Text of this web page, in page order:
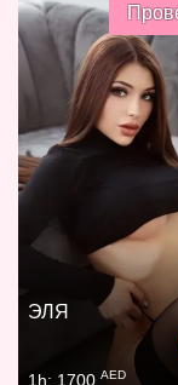
ЭЛЯ
1h: 1700 AED